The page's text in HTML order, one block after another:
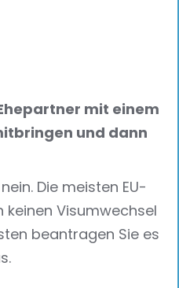
mit einem
und dann
Die meisten EU-
keinen Visumwechsel
beantragen Sie es